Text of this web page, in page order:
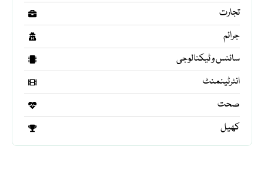
تجارت
جرائم
سائنس و ٹیکنالوجی
انٹرٹینمنٹ
صحت
کھیل